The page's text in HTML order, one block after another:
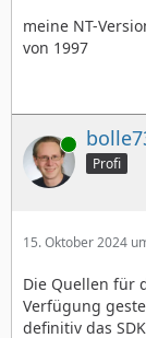
meine NT-
von 1997
Online
Profi
15. Oktober 2024
Die Quellen für
Verfügung
definitiv das